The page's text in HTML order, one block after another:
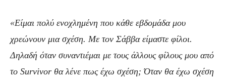
«Είμαι πολύ ενοχλημένη που κάθε εβδομάδα μου
χρεώνουν μια σχέση. Με τον Σάββα είμαστε φίλοι.
Δηλαδή όταν συναντιέμαι με τους άλλους φίλους μου από
το Survivor θα λένε πως έχω σχέση; Όταν θα έχω σχέση